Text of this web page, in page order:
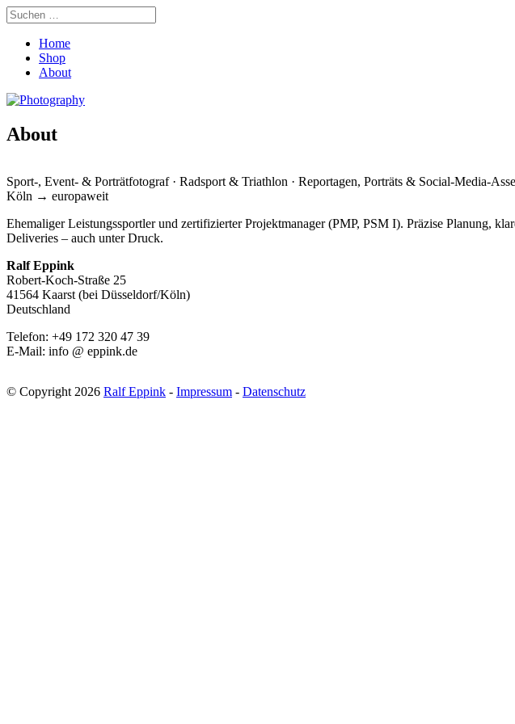
Home
Shop
About
About
Sport-, Event- & Porträtfotograf · Radsport & Triathlon · Reportagen, Porträts & Social-Media-
Köln → europaweit
Ehemaliger Leistungssportler und zertifizierter Projektmanager (PMP, PSM I). Präzise Planung,
Deliveries – auch unter Druck.
Ralf Eppink
Robert-Koch-Straße 25
41564 Kaarst (bei Düsseldorf/Köln)
Deutschland
Telefon: +49 172 320 47 39
E-Mail: info @ eppink.de
© Copyright 2026 Ralf Eppink - Impressum - Datenschutz